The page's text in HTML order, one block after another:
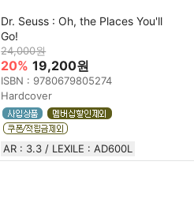
Dr. Seuss : Oh, the Places You'll
Go!
24,000원
20% 19,200원
ISBN : 9780679805274
Hardcover
AR : 3.3 / LEXILE : AD600L